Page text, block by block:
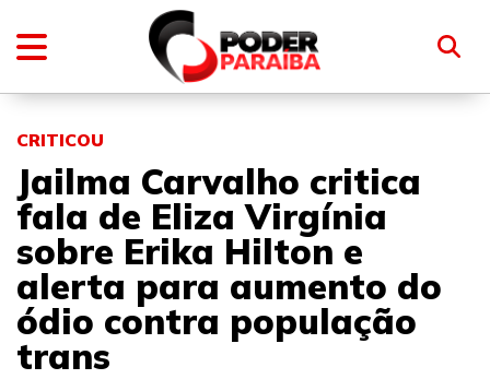
CRITICOU
Jailma Carvalho critica
fala de Eliza Virgínia
sobre Erika Hilton e
alerta para aumento do
ódio contra população
trans